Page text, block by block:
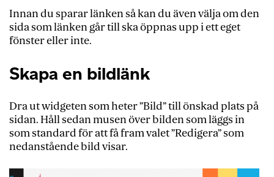
Innan du sparar länken så kan du även välja om den
sida som länken går till ska öppnas upp i ett eget
fönster eller inte.
Skapa en bildlänk
Dra ut widgeten som heter ”Bild” till önskad plats på
sidan. Håll sedan musen över bilden som läggs in
som standard för att få fram valet ”Redigera” som
nedanstående bild visar.